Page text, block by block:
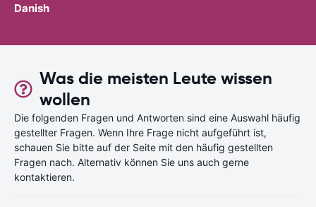
Danish
Was die meisten Leute wissen
wollen
Die folgenden Fragen und Antworten sind eine Auswahl häufig
gestellter Fragen. Wenn Ihre Frage nicht aufgeführt ist,
schauen Sie bitte auf der Seite mit den häufig gestellten
Fragen nach. Alternativ können Sie uns auch gerne
kontaktieren.